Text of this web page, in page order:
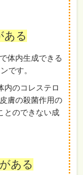
ある
体内生成できる
です。
内のコレステロ
膚の殺菌作用の
とのできない成
ある